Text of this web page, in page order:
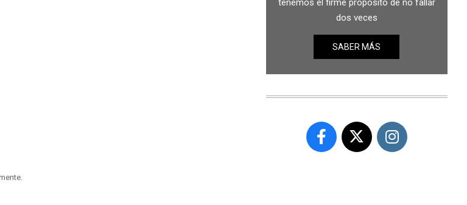
tenemos el firme propósito de no fallar
dos veces
SABER MÁS